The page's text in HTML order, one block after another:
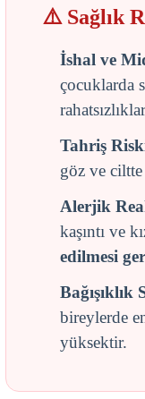
⚠️ Sağlık
İshal ve
çocuklarda
Tahriş
göz ve
Alerjik
kaşıntı ve
edilmesi
Bağışıklık
bireylerde
yüksektir.